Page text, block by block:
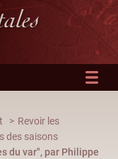
Revoir les
des saisons
du var", par Philippe